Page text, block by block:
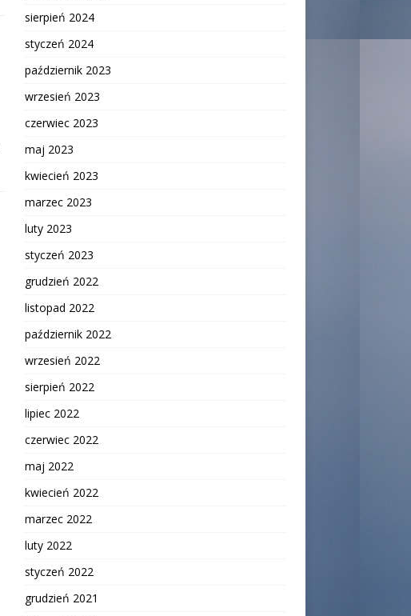
sierpień 2024
styczeń 2024
październik 2023
wrzesień 2023
czerwiec 2023
maj 2023
kwiecień 2023
marzec 2023
luty 2023
styczeń 2023
grudzień 2022
listopad 2022
październik 2022
wrzesień 2022
sierpień 2022
lipiec 2022
czerwiec 2022
maj 2022
kwiecień 2022
marzec 2022
luty 2022
styczeń 2022
grudzień 2021